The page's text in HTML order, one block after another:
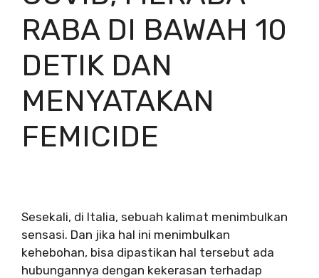
RABA DI BAWAH 10
DETIK DAN
MENYATAKAN
FEMICIDE
Sesekali, di Italia, sebuah kalimat menimbulkan
sensasi. Dan jika hal ini menimbulkan
kehebohan, bisa dipastikan hal tersebut ada
hubungannya dengan kekerasan terhadap